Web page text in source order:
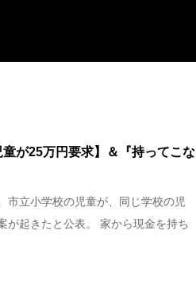
が25万円要求】＆『持ってこな
市立小学校の児童が、同じ学校の児
が起きたと公表。 家から現金を持ち